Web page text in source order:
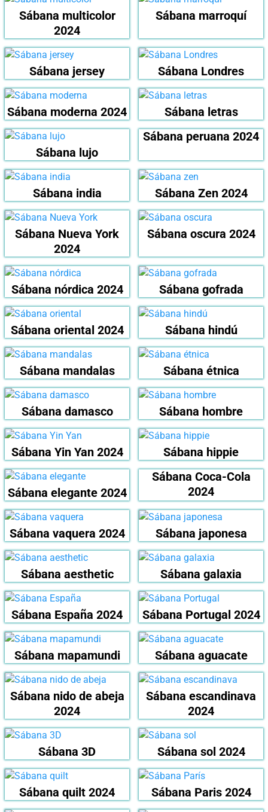
Sábana multicolor
2024
Sábana marroquí
Sábana jersey Sábana Londres
Sábana moderna 2024 Sábana letras
Sábana lujo
Sábana peruana 2024
Sábana india Sábana Zen 2024
Sábana Nueva York
2024
Sábana oscura 2024
Sábana nórdica 2024 Sábana gofrada
Sábana oriental 2024 Sábana hindú
Sábana mandalas Sábana étnica
Sábana damasco Sábana hombre
Sábana Yin Yan 2024 Sábana hippie
Sábana elegante 2024
Sábana Coca-Cola
2024
Sábana vaquera 2024 Sábana japonesa
Sábana aesthetic Sábana galaxia
Sábana España 2024 Sábana Portugal 2024
Sábana mapamundi Sábana aguacate
Sábana nido de abeja
2024
Sábana escandinava
2024
Sábana 3D Sábana sol 2024
Sábana quilt 2024 Sábana Paris 2024